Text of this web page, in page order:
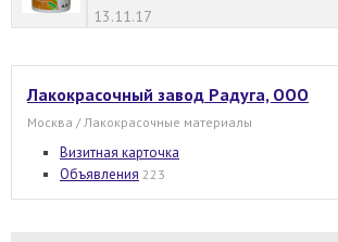
13.11.17
Лакокрасочный завод Радуга, ООО
Москва / Лакокрасочные материалы
Визитная карточка
Объявления 223